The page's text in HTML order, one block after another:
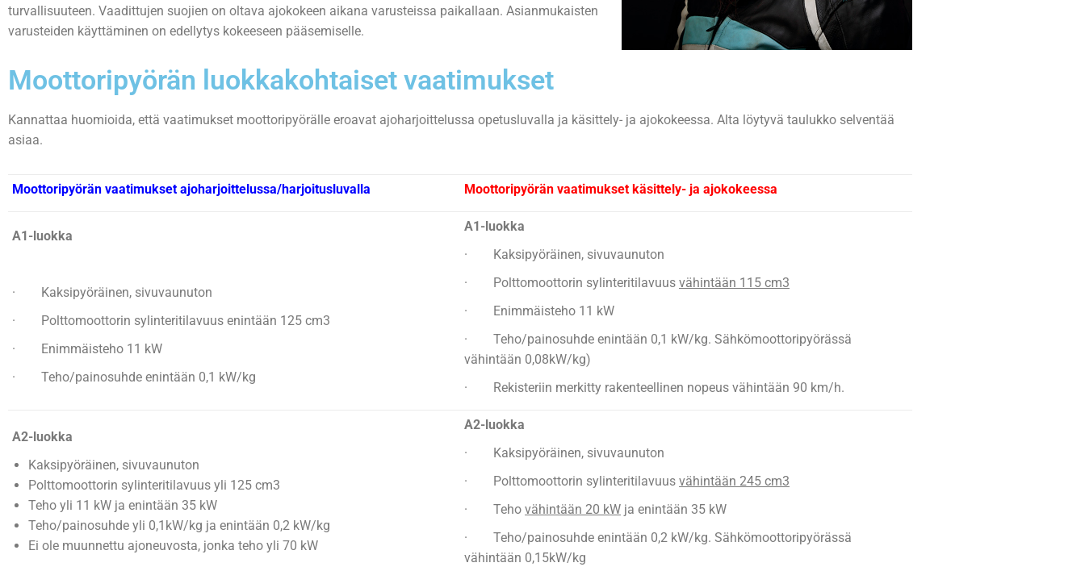
turvallisuuteen. Vaadittujen suojien on oltava ajokokeen aikana varusteissa paikallaan. Asianmukaisten
varusteiden käyttäminen on edellytys kokeeseen pääsemiselle.
Moottoripyörän luokkakohtaiset vaatimukset
Kannattaa huomioida, että vaatimukset moottoripyörälle eroavat ajoharjoittelussa opetusluvalla ja käsittely- ja ajokokeessa. Alta löytyvä taulukko selventää
asiaa.
Moottoripyörän vaatimukset ajoharjoittelussa/harjoitusluvalla Moottoripyörän vaatimukset käsittely- ja ajokokeessa
A1-luokka
· Kaksipyöräinen, sivuvaunuton
· Polttomoottorin sylinteritilavuus enintään 125 cm3
· Enimmäisteho 11 kW
· Teho/painosuhde enintään 0,1 kW/kg
A1-luokka
· Kaksipyöräinen, sivuvaunuton
· Polttomoottorin sylinteritilavuus vähintään 115 cm3
· Enimmäisteho 11 kW
· Teho/painosuhde enintään 0,1 kW/kg. Sähkömoottoripyörässä
vähintään 0,08kW/kg)
· Rekisteriin merkitty rakenteellinen nopeus vähintään 90 km/h.
A2-luokka
Kaksipyöräinen, sivuvaunuton
Polttomoottorin sylinteritilavuus yli 125 cm3
Teho yli 11 kW ja enintään 35 kW
Teho/painosuhde yli 0,1kW/kg ja enintään 0,2 kW/kg
Ei ole muunnettu ajoneuvosta, jonka teho yli 70 kW
A2-luokka
· Kaksipyöräinen, sivuvaunuton
· Polttomoottorin sylinteritilavuus vähintään 245 cm3
· Teho vähintään 20 kW ja enintään 35 kW
· Teho/painosuhde enintään 0,2 kW/kg. Sähkömoottoripyörässä
vähintään 0,15kW/kg